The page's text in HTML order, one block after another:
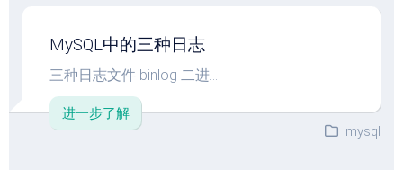
MySQL中的三种日志
三种日志文件 binlog 二进...
进一步了解
mysql